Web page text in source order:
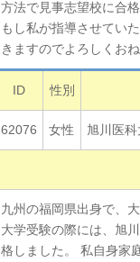
方法で見事志望校に合
もし私が指導させてい
きますのでよろしくおね
ID 性別
62076 女性 旭川医
九州の福岡県出身で、
大学受験の際には、旭
格しました。 私自身家